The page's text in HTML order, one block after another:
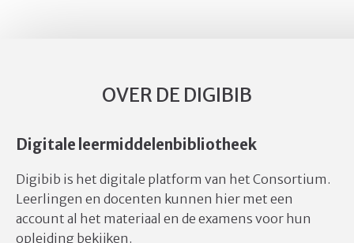
OVER DE DIGIBIB
Digitale leermiddelenbibliotheek
Digibib is het digitale platform van het Consortium.
Leerlingen en docenten kunnen hier met een
account al het materiaal en de examens voor hun
opleiding bekijken.